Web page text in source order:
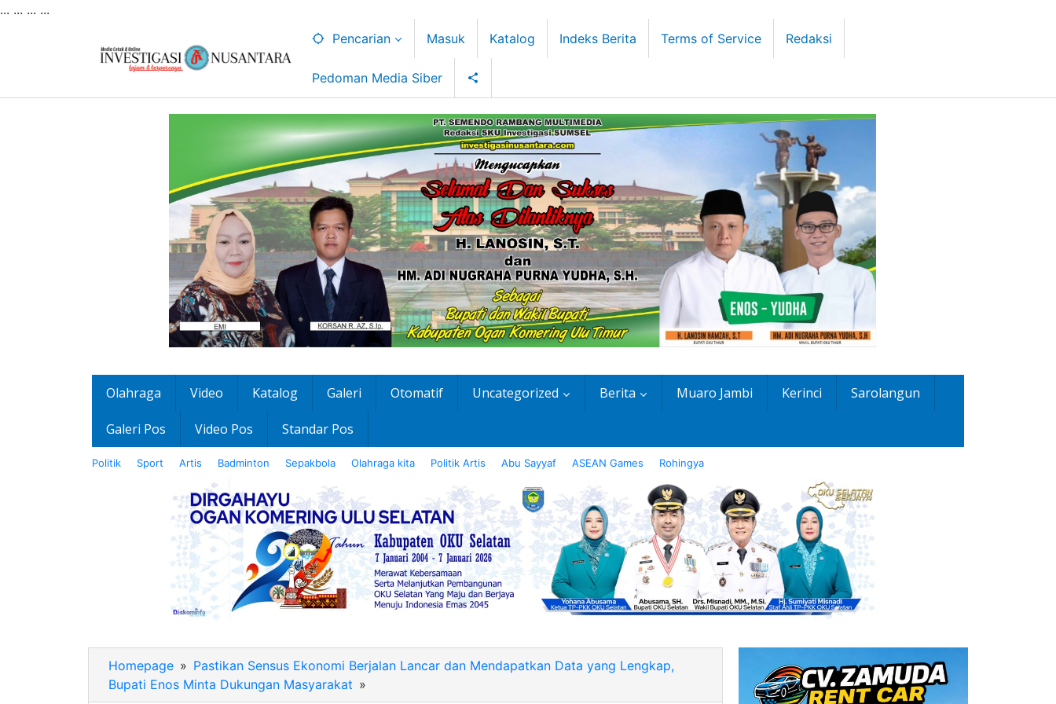
... ... ... ...
Pencarian Masuk Katalog Indeks Berita Terms of Service Redaksi
Pedoman Media Siber
Olahraga Video Katalog Galeri Otomatif Uncategorized Berita Muaro Jambi Kerinci Sarolangun
Galeri Pos Video Pos Standar Pos
Politik Sport Artis Badminton Sepakbola Olahraga kita Politik Artis Abu Sayyaf ASEAN Games Rohingya
Homepage » Pastikan Sensus Ekonomi Berjalan Lancar dan Mendapatkan Data yang Lengkap,
Bupati Enos Minta Dukungan Masyarakat »